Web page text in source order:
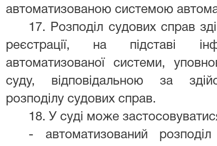
автоматизованою системою
17. Розподіл судових справ
реєстрації, на підставі
автоматизованої системи,
суду, відповідальною за
розподілу судових справ.
18. У суді може
- автоматизований